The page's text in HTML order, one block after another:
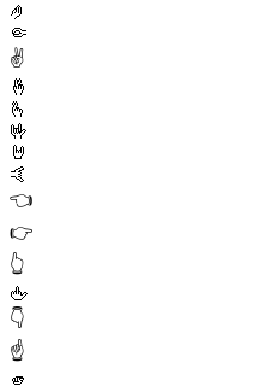
🤌
🤏
✌️
🤞
🫰
🤟
🤘
🤙
👈
👉
👆
🖕
👇
☝️
🫵